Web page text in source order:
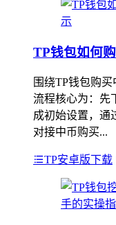
TP钱包如何
围绕TP钱包购
流程核心为：先
成初始设置，通
对接中币购买...
TP安卓版下载